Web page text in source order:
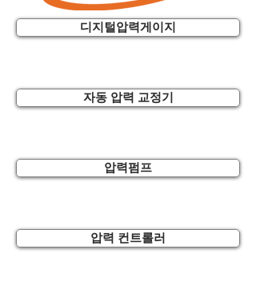
디지털압력게이지
자동 압력 교정기
압력펌프
압력 컨트롤러